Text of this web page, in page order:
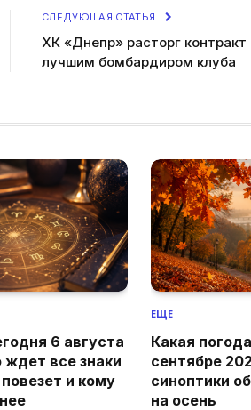
СЛЕДУЮЩАЯ СТАТЬЯ
ХК «Днепр» расторг
лучшим бомбардиром клуба
6 августа
ждет все знаки
и кому
ЕЩЕ
Какая
сентябре
синоптики
на осень